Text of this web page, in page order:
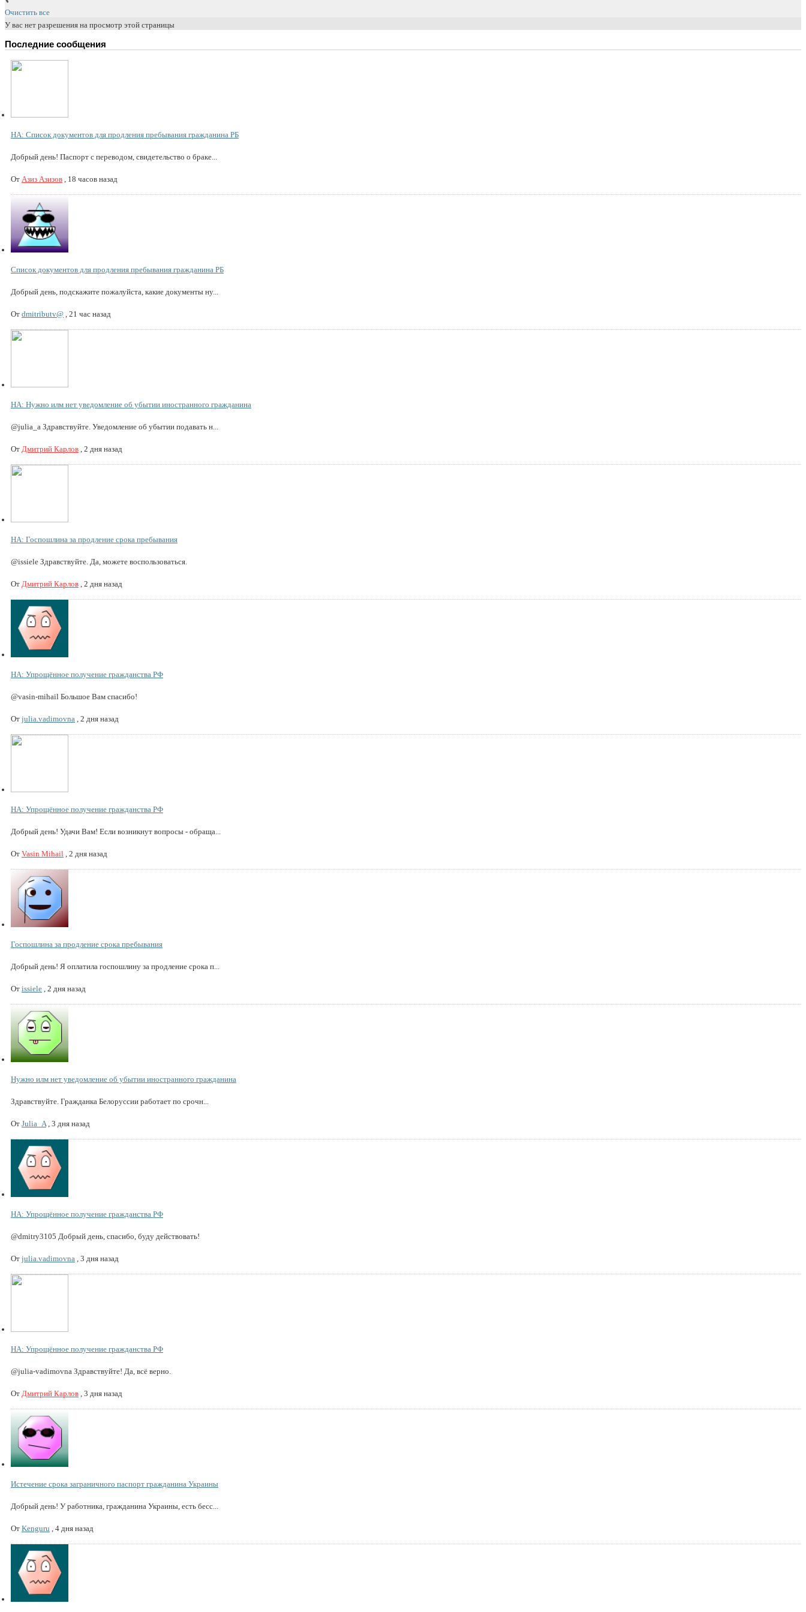
Очистить все
У вас нет разрешения на просмотр этой страницы
Последние сообщения
НА: Список документов для продления пребывания гражданина РБ
Добрый день! Паспорт с переводом, свидетельство о браке...
От Азиз Азизов 18 часов назад
Список документов для продления пребывания гражданина РБ
Добрый день, подскажите пожалуйста, какие документы ну...
От dmitributv@ 21 час назад
НА: Нужно илм нет уведомление об убытии иностранного гражданина
@julia_a Здравствуйте. Уведомление об убытии подавать н...
От Дмитрий Карлов 2 дня назад
НА: Госпошлина за продление срока пребывания
@issiele Здравствуйте. Да, можете воспользоваться.
От Дмитрий Карлов 2 дня назад
НА: Упрощённое получение гражданства РФ
@vasin-mihail Большое Вам спасибо!
От julia.vadimovna 2 дня назад
НА: Упрощённое получение гражданства РФ
Добрый день! Удачи Вам! Если возникнут вопросы - обраща...
От Vasin Mihail 2 дня назад
Госпошлина за продление срока пребывания
Добрый день! Я оплатила госпошлину за продление срока п...
От issiele 2 дня назад
Нужно илм нет уведомление об убытии иностранного гражданина
Здравствуйте. Гражданка Белоруссии работает по срочн...
От Julia_A 3 дня назад
НА: Упрощённое получение гражданства РФ
@dmitry3105 Добрый день, спасибо, буду действовать!
От julia.vadimovna 3 дня назад
НА: Упрощённое получение гражданства РФ
@julia-vadimovna Здравствуйте! Да, всё верно.
От Дмитрий Карлов 3 дня назад
Истечение срока заграничного паспорт гражданина Украины
Добрый день! У работника, гражданина Украины, есть бесс...
От Kenguru 4 дня назад